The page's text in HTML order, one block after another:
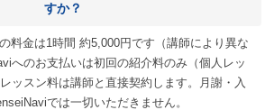
すか？
料金は1時間 約5,000円です（講師により異な
へのお支払いは初回の紹介料のみ（個人レッ
ッスン料は講師と直接契約します。月謝・入
では一切いただきません。